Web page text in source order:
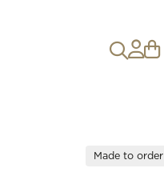
Made to order